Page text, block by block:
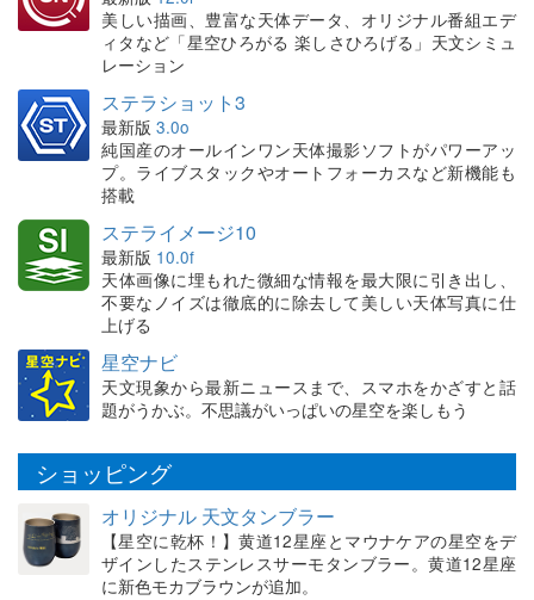
美しい描画、豊富な天体データ、オリジナル番組エデ
ィタなど「星空ひろがる 楽しさひろげる」天文シミュ
レーション
ステラショット3
最新版 3.0o
純国産のオールインワン天体撮影ソフトがパワーアッ
プ。ライブスタックやオートフォーカスなど新機能も
搭載
ステライメージ10
最新版 10.0f
天体画像に埋もれた微細な情報を最大限に引き出し、
不要なノイズは徹底的に除去して美しい天体写真に仕
上げる
星空ナビ
天文現象から最新ニュースまで、スマホをかざすと話
題がうかぶ。不思議がいっぱいの星空を楽しもう
ショッピング
オリジナル 天文タンブラー
【星空に乾杯！】黄道12星座とマウナケアの星空をデ
ザインしたステンレスサーモタンブラー。黄道12星座
に新色モカブラウンが追加。